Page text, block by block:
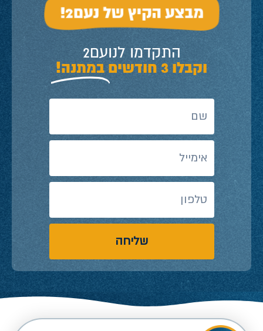
מבצע הקיץ של נעם2!
התקדמו לנועם2
וקבלו 3 חודשים במתנה!
שליחה